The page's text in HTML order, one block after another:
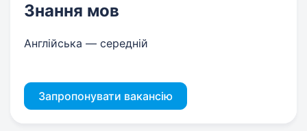
Знання мов
Англійська — середній
Запропонувати вакансію